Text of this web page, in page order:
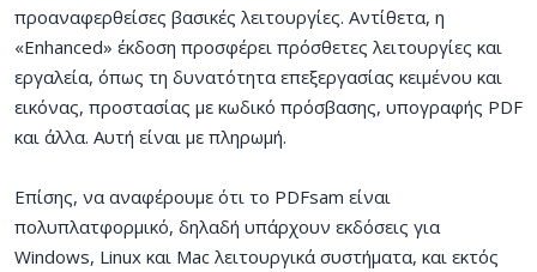
προαναφερθείσες βασικές λειτουργίες. Αντίθετα, η
«Enhanced» έκδοση προσφέρει πρόσθετες λειτουργίες και
εργαλεία, όπως τη δυνατότητα επεξεργασίας κειμένου και
εικόνας, προστασίας με κωδικό πρόσβασης, υπογραφής PDF
και άλλα. Αυτή είναι με πληρωμή.
Επίσης, να αναφέρουμε ότι το PDFsam είναι
πολυπλατφορμικό, δηλαδή υπάρχουν εκδόσεις για
Windows, Linux και Mac λειτουργικά συστήματα, και εκτός